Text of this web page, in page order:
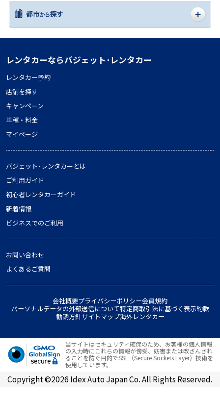
レンタカーならバジェット･レンタカー
レンタカー予約
店舗を探す
キャンペーン
車種・料金
マイページ
バジェット･レンタカーとは
ご利用ガイド
初心者レンタカーガイド
新着情報
ビジネスでのご利用
お問い合わせ
よくあるご質問
会社概要プライバシーポリシー会員規約
パーソナルデータの外部送信について特定商取引法に基づく表示約款
勧誘方針サイトマップ海外レンタカー
当サイトはセキュリティ確保のため、お客様の個人情報
の入力時にこれらの情報が傍受、妨害または改ざんされ
ることを防ぐ目的でSSL（Secure Sockets Layer）技術を
使用しています。
Copyright ©2026 Idex Auto Japan Co. All Rights Reserved.